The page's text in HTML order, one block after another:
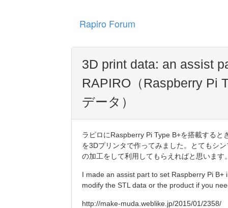
Rapiro Forum
3D print data: an assist
RAPIRO（Raspberry Pi
データ）
ラピロにRaspberry Pi Type B+を搭載する
を3Dプリンタで作ってみました。とてもシ
の加工をして利用してもらえればと思います
I made an assist part to set Raspberry Pi
modify the STL data or the product if you
http://make-muda.weblike.jp/2015/01/2358/